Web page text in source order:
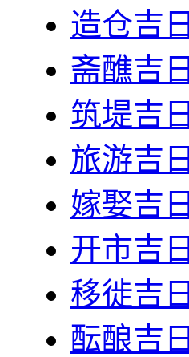
造仓吉日
斋醮吉日
筑堤吉日
旅游吉日
嫁娶吉日
开市吉日
移徙吉日
酝酿吉日